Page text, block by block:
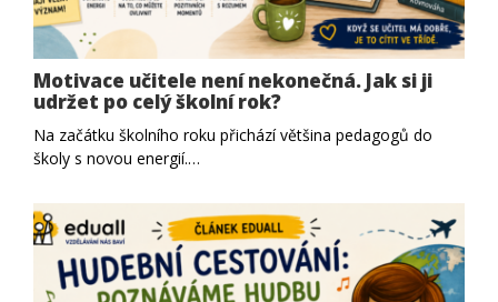
Motivace učitele není nekonečná. Jak si ji
udržet po celý školní rok?
Na začátku školního roku přichází většina pedagogů do
školy s novou energií.…